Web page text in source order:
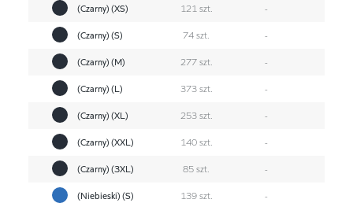
(Czarny) (XS)
121 szt.
-
(Czarny) (S)
74 szt.
-
(Czarny) (M)
277 szt.
-
(Czarny) (L)
373 szt.
-
(Czarny) (XL)
253 szt.
-
(Czarny) (XXL)
140 szt.
-
(Czarny) (3XL)
85 szt.
-
(Niebieski) (S)
139 szt. -